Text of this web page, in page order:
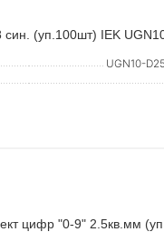
(уп.100шт) IEK
UGN10-
цифр "0-9" 2.5кв.мм